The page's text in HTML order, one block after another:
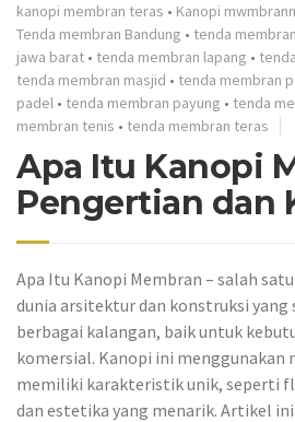
kanopi membran teras • Kanopi
Tenda membran Bandung • tenda
jawa barat • tenda membran lapang •
tenda membran masjid • tenda membran
padel • tenda membran payung • tenda
membran tenis • tenda membran teras
Apa Itu Kanopi
Pengertian dan
Apa Itu Kanopi Membran – salah
dunia arsitektur dan konstruksi yang
berbagai kalangan, baik untuk
komersial. Kanopi ini menggunakan
memiliki karakteristik unik, seperti
dan estetika yang menarik. Artikel